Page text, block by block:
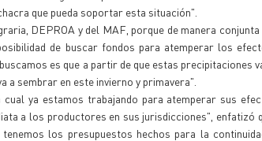
que pueda soportar esta situación".
DEPROA y del MAF, porque de manera
de buscar fondos para atemperar los
es que a partir de que estas precipitaciones
sembrar en este invierno y primavera".
ya estamos trabajando para atemperar sus
a los productores en sus jurisdicciones",
los presupuestos hechos para la